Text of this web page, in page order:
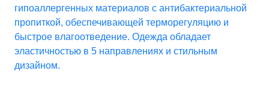
гипоаллергенных материалов с антибактериальной
пропиткой, обеспечивающей терморегуляцию и
быстрое влагоотведение. Одежда обладает
эластичностью в 5 направлениях и стильным
дизайном.